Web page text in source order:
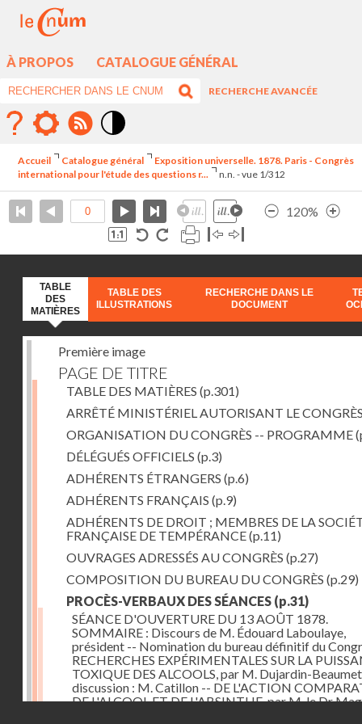
À PROPOS CATALOGUE GÉNÉRAL
RECHERCHE AVANCÉE
élévé
Accueil Catalogue général
Exposition universelle. 1878. Paris - Congrès
international pour l'étude des questions r...
n.n. - vue 1/312
120%
TABLE
DES
MATIÈRES
TABLE DES
ILLUSTRATIONS
RECHERCHE DANS LE
DOCUMENT
Première image
PAGE DE TITRE
TABLE DES MATIÈRES (p.301)
ARRÊTÉ MINISTÉRIEL AUTORISANT LE
ORGANISATION DU CONGRÈS -- PROGRAMME
DÉLÉGUÉS OFFICIELS (p.3)
ADHÉRENTS ÉTRANGERS (p.6)
ADHÉRENTS FRANÇAIS (p.9)
ADHÉRENTS DE DROIT ; MEMBRES DE LA
FRANÇAISE DE TEMPÉRANCE(p.11)
OUVRAGES ADRESSÉS AU CONGRÈS (p.27)
COMPOSITION DU BUREAU DU CONGRÈS (p.29)
PROCÈS-VERBAUX DES SÉANCES (p.31)
SÉANCE D'OUVERTURE DU 13 AOÛT 1878.
SOMMAIRE : Discours de M. Édouard Laboulaye,
président -- Nomination du bureau définitif du
RECHERCHES EXPÉRIMENTALES SUR LA
TOXIQUE DES ALCOOLS, par M. Dujardin-
discussion : M. Catillon -- DE L'ACTION
DE L'ALCOOL ET DE L'ABSINTHE, par M. le Dr